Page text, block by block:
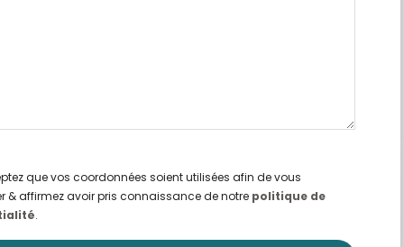
que vos coordonnées soient utilisées afin de vous
& affirmez avoir pris connaissance de notre politique de
.